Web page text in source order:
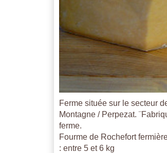
Ferme située sur le secteur
Montagne / Perpezat.
ferme.
Fourme de Rochefort
: entre 5 et 6 kg